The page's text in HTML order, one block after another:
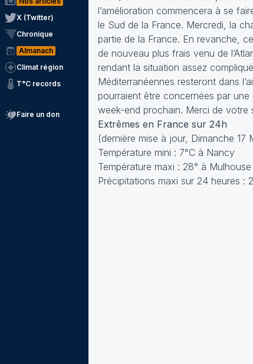
X (Twitter)
Chronique
Almanach
Climat région
T°C records
Faire un don
l’amélioration commencera à se
le Sud de la France. Mercredi, la
partie de la France. En revanche,
de nouveau plus frais venu de
rendant la situation assez
Méditerranéennes resteront dans
pourraient être concernées par
week-end prochain. Merci de votre
Extrêmes en France sur 24h
(dernière mise à jour, Dimanche 17
Température mini : 7°C à Nancy
Température maxi : 28° à Mulhouse
Précipitations maxi sur 24 heures :